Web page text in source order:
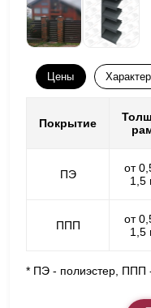
Цены
Покрытие
ПЭ
от
1,5
ППП
от
1,5
* ПЭ - полиэстер, ППП